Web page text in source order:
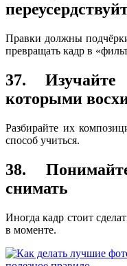
Правки должны
превращать кадр в
37. Изучайте
которыми
Разбирайте их
способ учиться.
38.
снимать
Иногда кадр стоит
в моменте.